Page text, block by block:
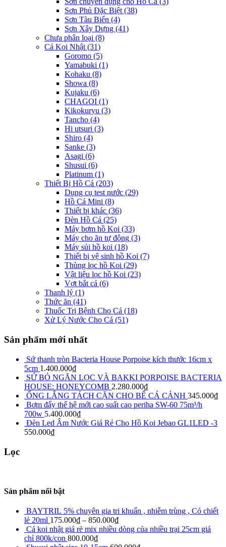
Sơn Phủ Đặc Biệt(38)
Sơn Tàu Biển (4)
Sơn Xây Dựng (41)
Chưa phân loại (8)
Cá Koi Nhật(31)
Goromo (5)
Yamabuki (1)
Kohaku (8)
Showa (8)
Kujaku (6)
CHAGOI (1)
Kikokuryu (3)
Tancho (4)
Hi utsuri (3)
Shiro (4)
Sanke (3)
Asagi (6)
Shusui (6)
Platinum (1)
Thiết Bị Hồ Cá (203)
Dụng cụ test nước (29)
Hồ Cá Mini (8)
Thiết bị khác (36)
Đèn Hồ Cá (25)
Máy bơm hồ Koi (33)
Máy cho ăn tự động (3)
Máy sủi hồ koi (18)
Thiết bị vệ sinh hồ Koi (7)
Thùng lọc hồ Koi (29)
Vật liệu lọc hồ Koi (23)
Vợt bắt cá (6)
Thanh lý (1)
Thức ăn (41)
Thuốc Trị Bệnh Cho Cá (18)
Xử Lý Nước Cho Cá (51)
Sản phẩm mới nhất
Sứ thanh tròn Bacteria House Porpoise kích thước 16cm x
5cm 1.400.000₫
SỨ BỎ NGĂN LỌC VÀ BAKKI PORPOISE BACTERIA
HOUSE: HONEYCOMB 2.280.000₫
ỐNG LẮNG TÁCH CẶN CHO BỂ CÁ CẢNH 345.000₫
Bơm đẩy thế hệ mới cao suất cao periha SW-60 75m³/h
700w 5.400.000₫
Đèn Led Âm Nước Giá Rẻ Cho Hồ Koi Jebao GL1LED -3
550.000₫
Lọc
Sản phẩm nổi bật
BAYTRIL 5% chuyên gia tri khuẩn , nhiễm trùng , Có chiết
lẻ 20ml 175.000₫ – 850.000₫
Cá koi nhật giá rẻ mix nhiều dòng của nhiều trại 25cm giá
chỉ 800k/con 800.000₫